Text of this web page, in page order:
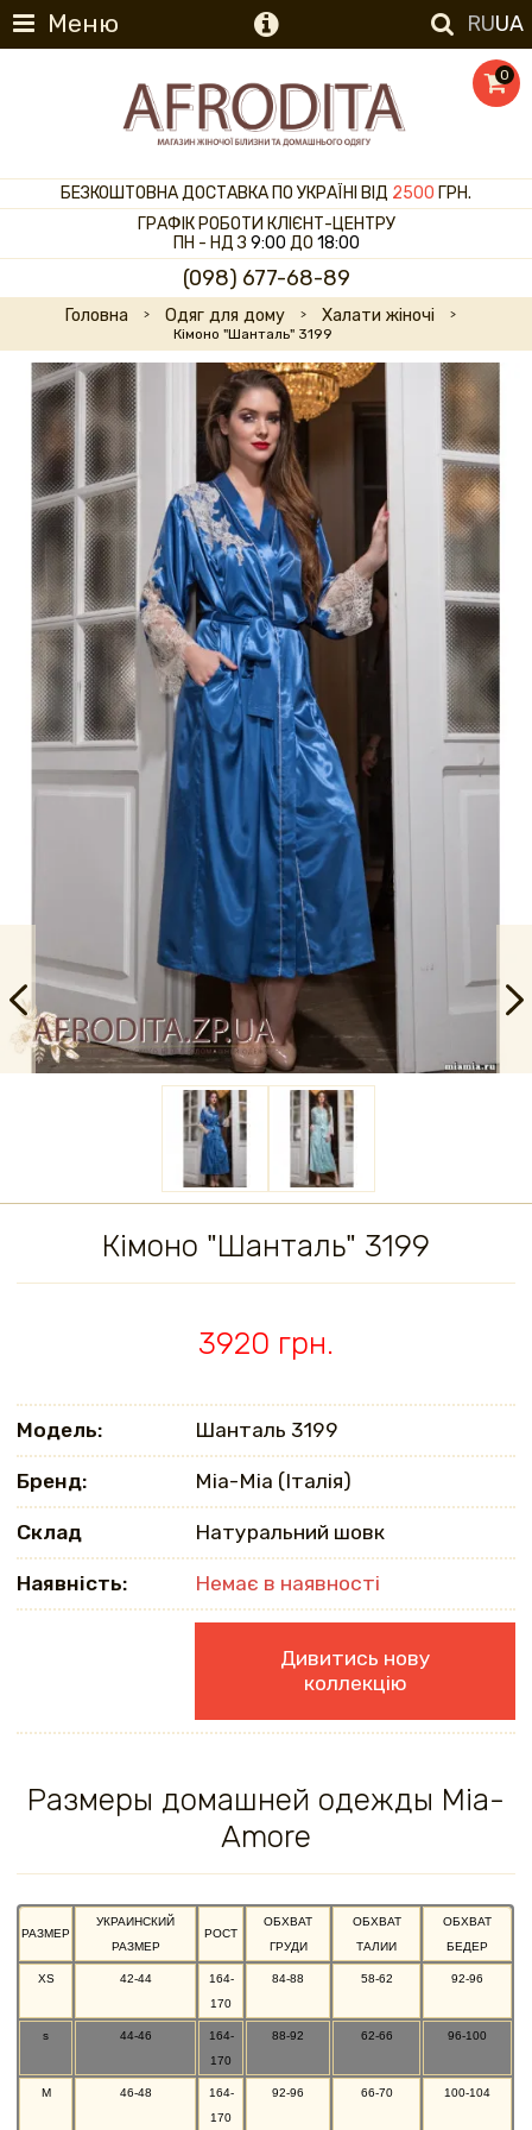
Меню RUUA
0
БЕЗКОШТОВНА ДОСТАВКА ПО УКРАЇНІ ВІД 2500 ГРН.
ГРАФІК РОБОТИ КЛІЄНТ-ЦЕНТРУ
ПН - НД З 9:00 ДО 18:00
(098) 677-68-89
Головна Одяг для дому Халати жіночі
Кімоно "Шанталь" 3199
Кімоно "Шанталь" 3199
3920 грн.
Модель: Шанталь 3199
Бренд: Mia-Mia (Італія)
Склад Натуральний шовк
Наявність: Немає в наявності
Дивитись нову
коллекцію
Размеры домашней одежды Mia-
Amore
РАЗМЕР
УКРАИНСКИЙ
РАЗМЕР
РОСТ
ОБХВАТ
ГРУДИ
ОБХВАТ
ТАЛИИ
ОБХВАТ
БЕДЕР
XS 42-44
164-
170
84-88 58-62 92-96
s 44-46
164-
170
88-92 62-66 96-100
M 46-48
164-
170
92-96 66-70 100-104